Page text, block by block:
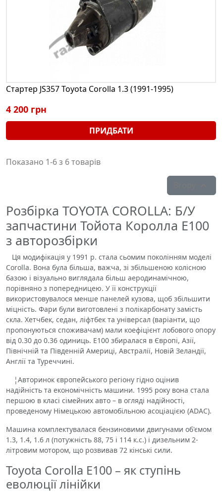
Стартер JS357 Toyota Corolla 1.3 (1991-1995)
4 200 грн
ПРИДБАТИ
Показано 1-6 з 6 товарів
Розбірка TOYOTA COROLLA: Б/У
запчастини Тойота Королла Е100
з авторозбірки
Ця модифікація у 1991 р. стала сьомим поколінням моделі
Corolla. Вона була більша, важча, зі збільшеною колісною
базою і візуально виглядала більш аеродинамічною,
порівняно з попередницею. У її конструкції
використовувалося менше панелей кузова, щоб збільшити
міцність. Фари були виготовлені з полікарбонату замість
скла. Хетчбек, седан, ліфтбек та універсал (варіанти, що
пропонуються споживачам) мали коефіцієнт лобового опору
від 0.30 до 0.36 одиниць. E100 збиралася в Європі, Азії,
Північній та Південній Америці, Австралії, Новій Зеландії,
Англії та Туреччині.
¦Авторинок європейського регіону гідно оцінив
надійність та економічність машини. 1995 року вона стала
першою в класі сімейних авто – в огляді надійності,
проведеному Німецькою автомобільною асоціацією (ADAC).
Машина комплектувалася бензиновими двигунами об'ємом
1.3, 1.4, 1.6 л (потужність 88, 75 і 114 к.с.) і дизельним 2-
літровим мотором, що розвивав 72 кінські сили.
Toyota Corolla E100 – як ступінь
еволюції лінійки